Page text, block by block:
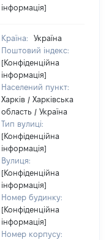
інформація]
Країна:
Україна
Поштовий індекс:
[Конфіденційна
інформація]
Населений пункт:
Харків / Харківська
область / Україна
Тип вулиці:
[Конфіденційна
інформація]
Вулиця:
[Конфіденційна
інформація]
Номер будинку:
[Конфіденційна
інформація]
Номер корпусу: